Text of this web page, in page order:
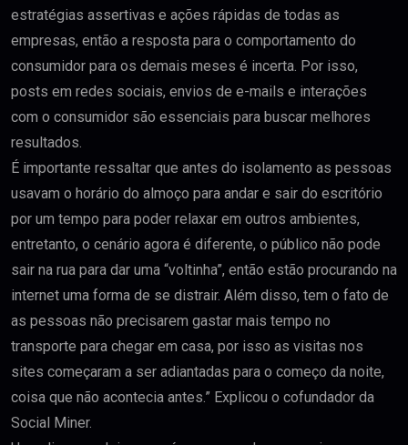
estratégias assertivas e ações rápidas de todas as
empresas, então a resposta para o comportamento do
consumidor para os demais meses é incerta. Por isso,
posts em redes sociais, envios de e-mails e interações
com o consumidor são essenciais para buscar melhores
resultados.
É importante ressaltar que antes do isolamento as pessoas
usavam o horário do almoço para andar e sair do escritório
por um tempo para poder relaxar em outros ambientes,
entretanto, o cenário agora é diferente, o público não pode
sair na rua para dar uma “voltinha”, então estão procurando na
internet uma forma de se distrair. Além disso, tem o fato de
as pessoas não precisarem gastar mais tempo no
transporte para chegar em casa, por isso as visitas nos
sites começaram a ser adiantadas para o começo da noite,
coisa que não acontecia antes.” Explicou o cofundador da
Social Miner.